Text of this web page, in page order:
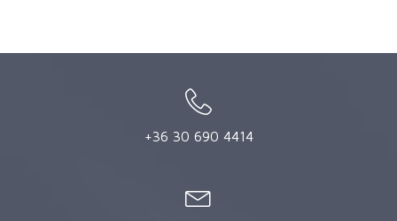
+36 30 690 4414